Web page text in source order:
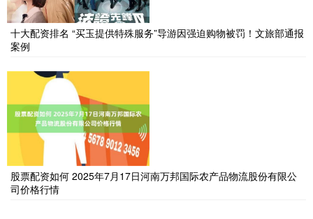
十大配资排名 “买玉提供特殊服务”导游因强迫购物被罚！文旅部通报
案例
股票配资如何 2025年7月17日河南万邦国际农产品物流股份有限公
司价格行情